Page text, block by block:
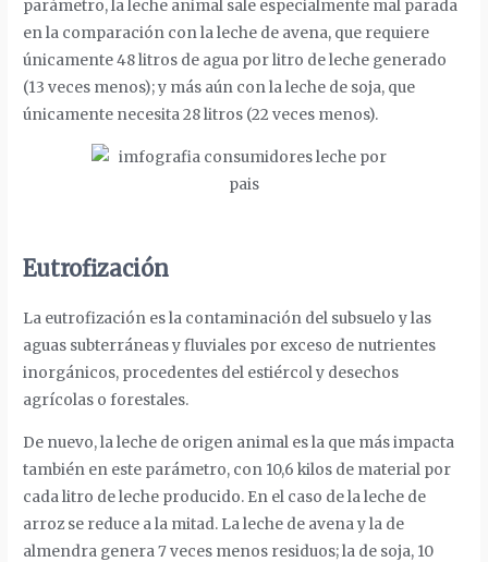
parámetro, la leche animal sale especialmente mal parada
en la comparación con la leche de avena, que requiere
únicamente 48 litros de agua por litro de leche generado
(13 veces menos); y más aún con la leche de soja, que
únicamente necesita 28 litros (22 veces menos).
Eutrofización
La eutrofización es la contaminación del subsuelo y las
aguas subterráneas y fluviales por exceso de nutrientes
inorgánicos, procedentes del estiércol y desechos
agrícolas o forestales.
De nuevo, la leche de origen animal es la que más impacta
también en este parámetro, con 10,6 kilos de material por
cada litro de leche producido. En el caso de la leche de
arroz se reduce a la mitad. La leche de avena y la de
almendra genera 7 veces menos residuos; la de soja, 10